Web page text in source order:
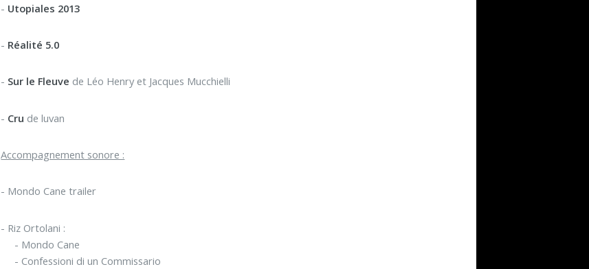
- Utopiales 2013
- Réalité 5.0
- Sur le Fleuve de Léo Henry et Jacques Mucchielli
- Cru de luvan
Accompagnement sonore :
- Mondo Cane trailer
- Riz Ortolani :
- Mondo Cane
- Confessioni di un Commissario